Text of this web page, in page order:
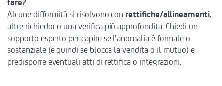
fare?
Alcune difformità si risolvono con rettifiche/allineamenti,
altre richiedono una verifica più approfondita. Chiedi un
supporto esperto per capire se l’anomalia è formale o
sostanziale (e quindi se blocca la vendita o il mutuo) e
predisporre eventuali atti di rettifica o integrazioni.